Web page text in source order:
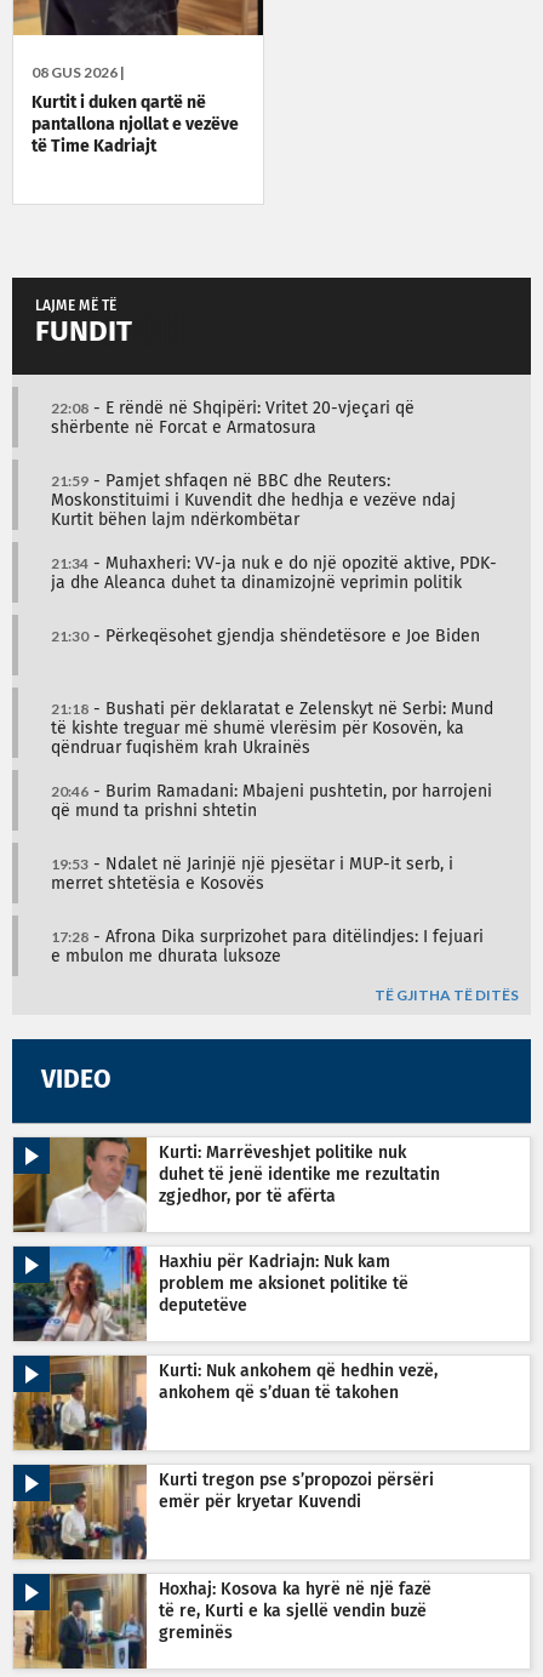
08 GUS 2026 |
Kurtit i duken qartë në
pantallona njollat e vezëve
të Time Kadriajt
LAJME MË TË
FUNDIT
22:08 - E rëndë në Shqipëri: Vritet 20-vjeçari që
shërbente në Forcat e Armatosura
21:59 - Pamjet shfaqen në BBC dhe Reuters:
Moskonstituimi i Kuvendit dhe hedhja e vezëve ndaj
Kurtit bëhen lajm ndërkombëtar
21:34 - Muhaxheri: VV-ja nuk e do një opozitë aktive, PDK-
ja dhe Aleanca duhet ta dinamizojnë veprimin politik
21:30- Përkeqësohet gjendja shëndetësore e Joe Biden
21:18 - Bushati për deklaratat e Zelenskyt në Serbi: Mund
të kishte treguar më shumë vlerësim për Kosovën, ka
qëndruar fuqishëm krah Ukrainës
20:46 - Burim Ramadani: Mbajeni pushtetin, por harrojeni
që mund ta prishni shtetin
19:53 - Ndalet në Jarinjë një pjesëtar i MUP-it serb, i
merret shtetësia e Kosovës
17:28 - Afrona Dika surprizohet para ditëlindjes: I fejuari
e mbulon me dhurata luksoze
TË GJITHA TË DITËS
VIDEO
Kurti: Marrëveshjet politike nuk
duhet të jenë identike me rezultatin
zgjedhor, por të afërta
Haxhiu për Kadriajn: Nuk kam
problem me aksionet politike të
deputetëve
Kurti: Nuk ankohem që hedhin vezë,
ankohem që s’duan të takohen
Kurti tregon pse s’propozoi përsëri
emër për kryetar Kuvendi
Hoxhaj: Kosova ka hyrë në një fazë
të re, Kurti e ka sjellë vendin buzë
greminës